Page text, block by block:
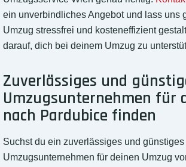
ein unverbindliches Angebot und lass uns
Umzug stressfrei und kosteneffizient
darauf, dich bei deinem Umzug zu
Zuverlässiges und
Umzugsunternehmen für
nach Pardubice finden
Suchst du ein zuverlässiges und günstiges
Umzugsunternehmen für deinen Umzug